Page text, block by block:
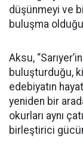
düşünmeyi ve
buluşma
Aksu,
buluşturduğu,
edebiyatın
yeniden bir
okurları aynı
birleştirici